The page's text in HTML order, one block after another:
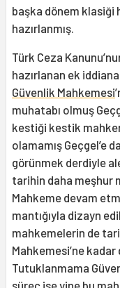
başka dönem klasiği
hazırlanmış.
Türk Ceza
hazırlanan ek
Güvenlik Mahkemesi
muhatabı olmuş
kestiği kestik
olamamış Geçgel’e
görünmek derdiyle
tarihin daha meşhur
Mahkeme devam
mantığıyla dizayn
mahkemelerin de
Mahkemesi’ne
Tutuklanmama